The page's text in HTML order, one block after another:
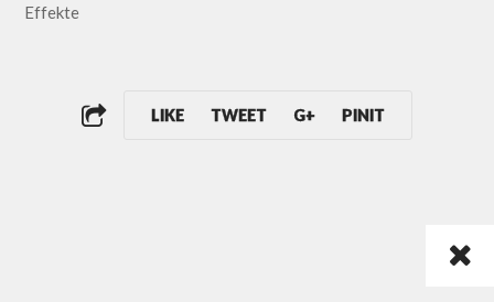
Effekte
LIKE TWEET G+ PINIT